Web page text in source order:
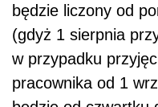
będzie liczony od
(gdyż 1 sierpnia
w przypadku
pracownika od 1